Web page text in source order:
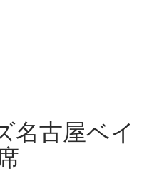
名古屋ベイ